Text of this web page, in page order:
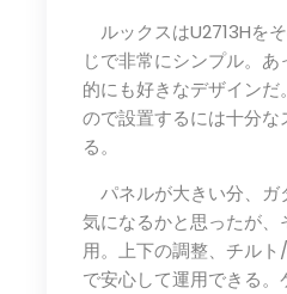
ルックスはU2713Hを
じで非常にシンプル。
的にも好きなデザイン
ので設置するには十分
る。
パネルが大きい分、ガ
気になるかと思ったが
用。上下の調整、チル
で安心して運用できる。